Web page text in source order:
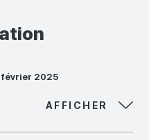
février 2025
AFFICHER